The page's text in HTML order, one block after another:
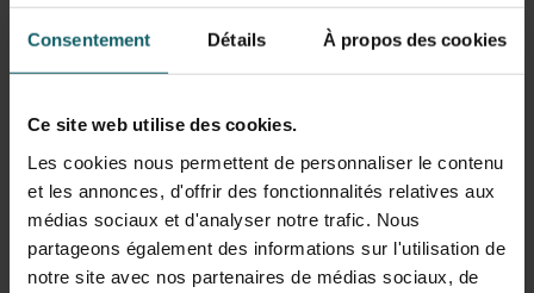
Consentement Détails À propos des cookies
Ce site web utilise des cookies.
Les cookies nous permettent de personnaliser le contenu
et les annonces, d'offrir des fonctionnalités relatives aux
médias sociaux et d'analyser notre trafic. Nous
partageons également des informations sur l'utilisation de
notre site avec nos partenaires de médias sociaux, de
Bruno Broucker, Responsable du service de
c'est rester en phase avec son temps dans un monde
en mutation. C'est une occasion de s'épanouir, de se
redécouvrir et de créer de nouvelles possibilités. »